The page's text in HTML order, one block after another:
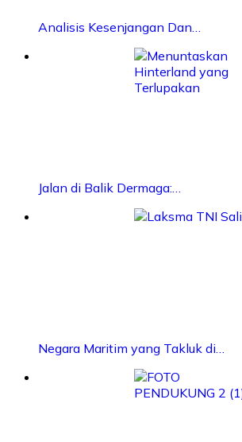
Analisis Kesenjangan Dan…
Jalan di Balik Dermaga:…
Negara Maritim yang Takluk di…